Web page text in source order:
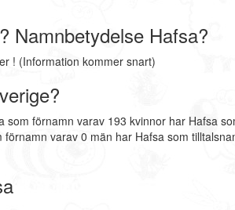
Namnbetydelse Hafsa?
! (Information kommer snart)
som förnamn varav 193 kvinnor har Hafsa
varav 0 män har Hafsa som